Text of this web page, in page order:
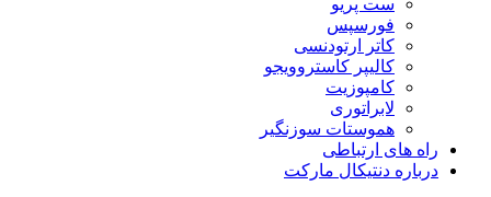
فورسپس
کاتر ارتودنسی
کالیپر کاستروویجو
کامپوزیت
لابراتوری
هموستات سوزنگیر
راه های ارتباطی
درباره دنتیکال مارکت